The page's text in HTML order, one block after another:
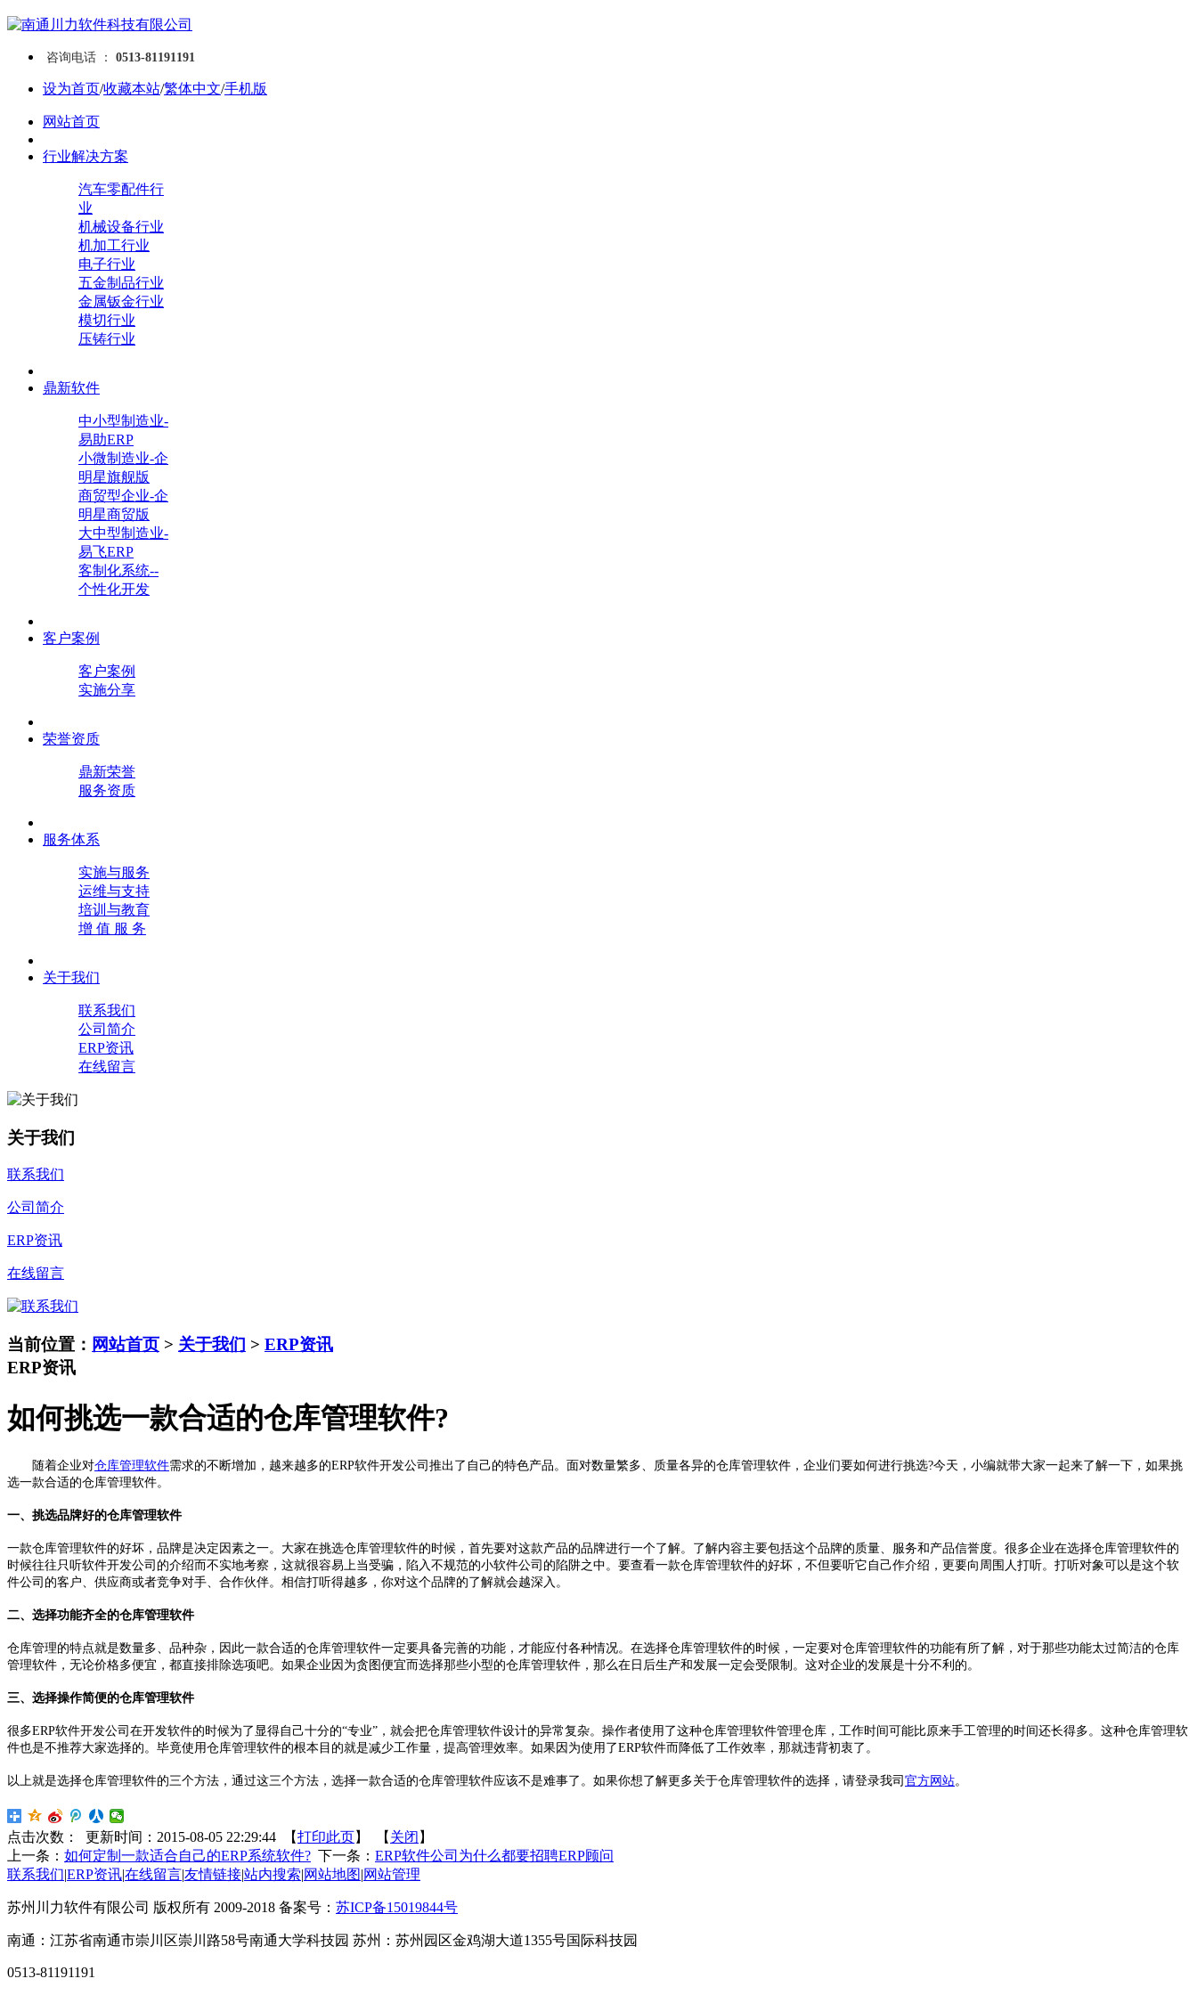
咨询电话 ： 0513-81191191
设为首页/收藏本站/繁体中文/手机版
网站首页
行业解决方案
汽车零配件行
业
机械设备行业
机加工行业
电子行业
五金制品行业
金属钣金行业
模切行业
压铸行业
鼎新软件
中小型制造业-
易助ERP
小微制造业-企
明星旗舰版
商贸型企业-企
明星商贸版
大中型制造业-
易飞ERP
客制化系统--
个性化开发
客户案例
客户案例
实施分享
荣誉资质
鼎新荣誉
服务资质
服务体系
实施与服务
运维与支持
培训与教育
增 值 服 务
关于我们
联系我们
公司简介
ERP资讯
在线留言
关于我们
联系我们
公司简介
ERP资讯
在线留言
当前位置： 网站首页 > 关于我们 > ERP资讯
ERP资讯
如何挑选一款合适的仓库管理软件?
随着企业对仓库管理软件需求的不断增加，越来越多的ERP软件开发公司推出了自己的特色产品。面对数量繁多、质量各异的仓库管理软件，企业们要如何进行挑选?今天，小编就带大家一起来了解一下，如果挑
选一款合适的仓库管理软件。
一、挑选品牌好的仓库管理软件
一款仓库管理软件的好坏，品牌是决定因素之一。大家在挑选仓库管理软件的时候，首先要对这款产品的品牌进行一个了解。了解内容主要包括这个品牌的质量、服务和产品信誉度。很多企业在选择仓库管理软件的
时候往往只听软件开发公司的介绍而不实地考察，这就很容易上当受骗，陷入不规范的小软件公司的陷阱之中。要查看一款仓库管理软件的好坏，不但要听它自己作介绍，更要向周围人打听。打听对象可以是这个软
件公司的客户、供应商或者竞争对手、合作伙伴。相信打听得越多，你对这个品牌的了解就会越深入。
二、选择功能齐全的仓库管理软件
仓库管理的特点就是数量多、品种杂，因此一款合适的仓库管理软件一定要具备完善的功能，才能应付各种情况。在选择仓库管理软件的时候，一定要对仓库管理软件的功能有所了解，对于那些功能太过简洁的仓库
管理软件，无论价格多便宜，都直接排除选项吧。如果企业因为贪图便宜而选择那些小型的仓库管理软件，那么在日后生产和发展一定会受限制。这对企业的发展是十分不利的。
三、选择操作简便的仓库管理软件
很多ERP软件开发公司在开发软件的时候为了显得自己十分的“专业”，就会把仓库管理软件设计的异常复杂。操作者使用了这种仓库管理软件管理仓库，工作时间可能比原来手工管理的时间还长得多。这种仓库管理软
件也是不推荐大家选择的。毕竟使用仓库管理软件的根本目的就是减少工作量，提高管理效率。如果因为使用了ERP软件而降低了工作效率，那就违背初衷了。
以上就是选择仓库管理软件的三个方法，通过这三个方法，选择一款合适的仓库管理软件应该不是难事了。如果你想了解更多关于仓库管理软件的选择，请登录我司 官方网站。
点击次数： 更新时间：2015-08-05 22:29:44 【打印此页】 【 关闭 】
上一条： 如何定制一款适合自己的ERP系统软件? 下一条： ERP软件公司为什么都要招聘ERP顾问
联系我们|ERP资讯|在线留言|友情链接|站内搜索|网站地图|网站管理
苏州川力软件有限公司 版权所有 2009-2018 备案号： 苏ICP备15019844号
南通：江苏省南通市崇川区崇川路58号南通大学科技园 苏州：苏州园区金鸡湖大道1355号国际科技园
0513-81191191